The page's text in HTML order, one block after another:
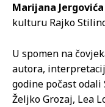
Marijana Jergovića
kulturu Rajko
U spomen na
autora,
godine počast
Željko Grozaj, Lea